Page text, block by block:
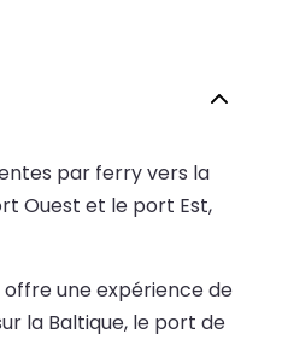
par ferry vers la
Ouest et le port Est,
une expérience de
la Baltique, le port de